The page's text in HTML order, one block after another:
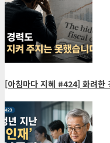
[아침마다 지혜 #424] 화려한